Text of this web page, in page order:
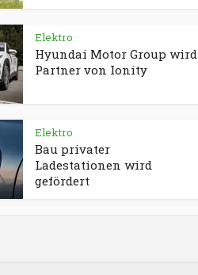
Elektro
Hyundai Motor Group wird
Partner von Ionity
Elektro
Bau privater
Ladestationen wird
gefördert